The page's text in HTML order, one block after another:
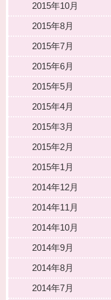
2015年10月
2015年8月
2015年7月
2015年6月
2015年5月
2015年4月
2015年3月
2015年2月
2015年1月
2014年12月
2014年11月
2014年10月
2014年9月
2014年8月
2014年7月